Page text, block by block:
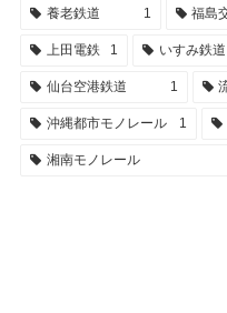
養老鉄道 1 福島
上田電鉄 1 いすみ鉄道
仙台空港鉄道 1
沖縄都市モノレール 1
湘南モノレール